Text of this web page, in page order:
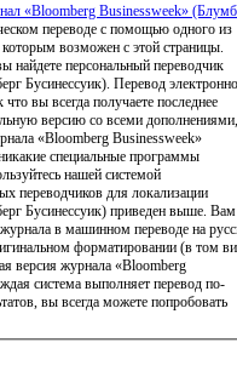
«Bloomberg Businessweek»
переводе с помощью одного из
возможен с этой страницы.
найдете персональный переводчик
Бусинессуик). Перевод
вы всегда получаете последнее
версию со всеми дополнениями,
«Bloomberg Businessweek»
специальные программы
нашей системой
переводчиков для локализации
Бусинессуик) приведен выше. Вам
журнала в машинном переводе на
форматировании (в том
версия журнала «Bloomberg
система выполняет перевод по-
вы всегда можете попробовать